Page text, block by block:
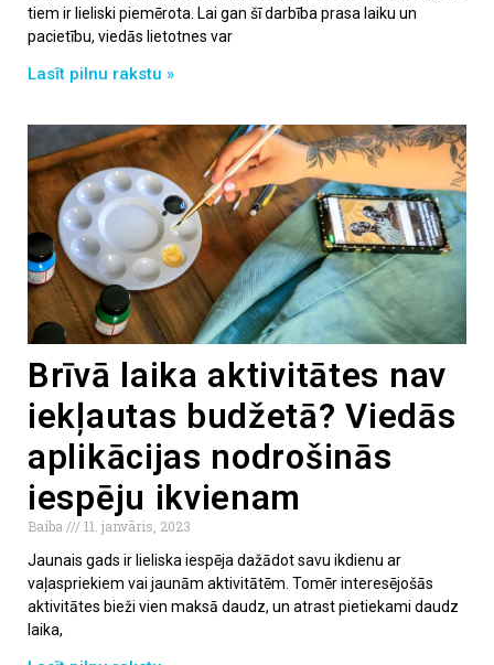
tiem ir lieliski piemērota. Lai gan šī darbība prasa laiku un
pacietību, viedās lietotnes var
Lasīt pilnu rakstu »
Brīvā laika aktivitātes nav
iekļautas budžetā? Viedās
aplikācijas nodrošinās
iespēju ikvienam
Baiba
11. janvāris, 2023
Jaunais gads ir lieliska iespēja dažādot savu ikdienu ar
vaļaspriekiem vai jaunām aktivitātēm. Tomēr interesējošās
aktivitātes bieži vien maksā daudz, un atrast pietiekami daudz
laika,